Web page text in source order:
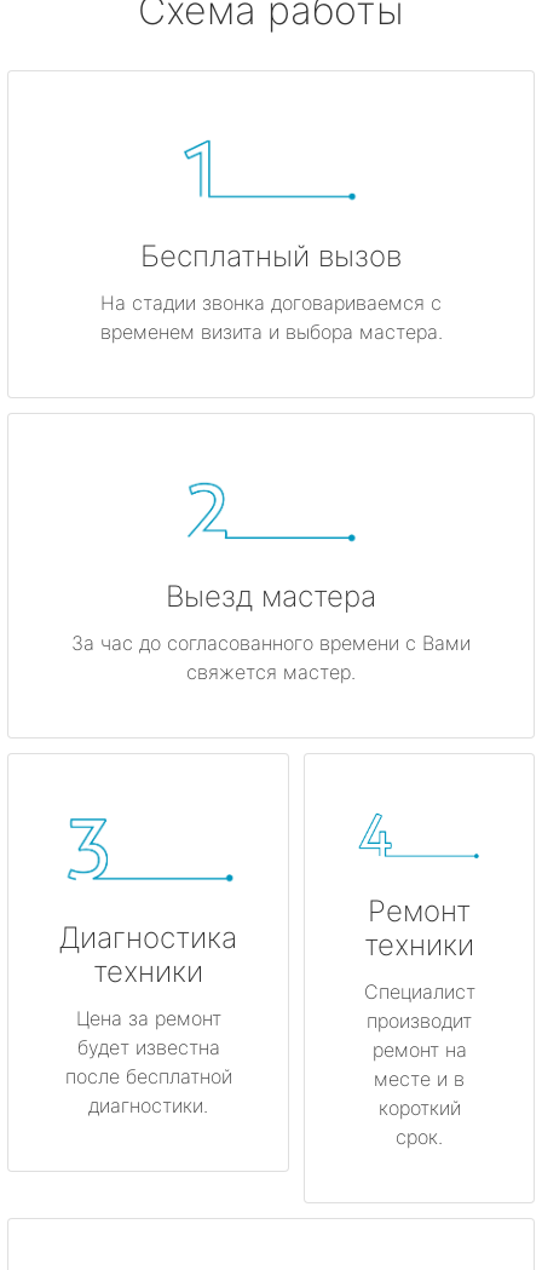
Схема работы
Бесплатный вызов
На стадии звонка договариваемся с
временем визита и выбора мастера.
Выезд мастера
За час до согласованного времени с Вами
свяжется мастер.
Диагностика
техники
Цена за ремонт
будет известна
после бесплатной
диагностики.
Ремонт
техники
Специалист
производит
ремонт на
месте и в
короткий
срок.